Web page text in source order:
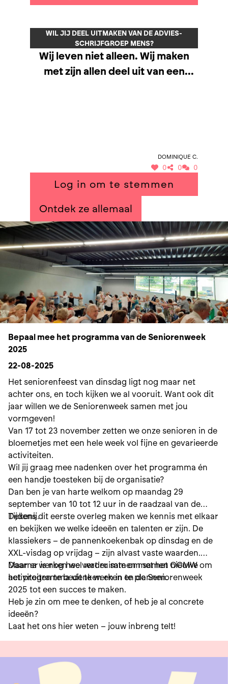
WIL JIJ DEEL UITMAKEN VAN DE ADVIES-
SCHRIJFGROEP MENS?
Wij leven niet alleen. Wij maken
met zijn allen deel uit van een
te wonen, te werken, te
ontspannen. Het afstemmen van
de verschillende noden van
wonen, nijverheid, landbouw en
natuur is een uitdaging. Het
uitbouwen van een leefbare
samenleving waar een ieder zich
thuis kan voelen en thuis zijn is te
belangrijk om langs de zijlijn te
staan. Het is een uitdaging om de
vaak tegenstrijdige belangen op
een duurzame manier te
harmoniseren zodat iedereen zich
aangenaam, gezond en leefbaar
Lennik. Ik wens niet langs de
zijkant te staan en actief mee te
samenleving en buurt.
Dominique C.
0 0 0
Log in om te stemmen
Ontdek ze allemaal
Bepaal mee het programma van de Seniorenweek
2025
22-08-2025
Het seniorenfeest van dinsdag ligt nog maar net
achter ons, en toch kijken we al vooruit. Want ook dit
jaar willen we de Seniorenweek samen met jou
vormgeven!
Van 17 tot 23 november zetten we onze senioren in de
bloemetjes met een hele week vol fijne en gevarieerde
activiteiten.
Wil jij graag mee nadenken over het programma én
een handje toesteken bij de organisatie?
Dan ben je van harte welkom op maandag 29
september van 10 tot 12 uur in de raadzaal van de
Dekenij.
Tijdens dit eerste overleg maken we kennis met elkaar
en bekijken we welke ideeën en talenten er zijn. De
klassiekers – de pannenkoekenbak op dinsdag en de
XXL-visdag op vrijdag – zijn alvast vaste waarden.
Maar er is nog heel wat ruimte om samen nieuwe
activiteiten te bedenken en in te plannen.
Daarna werken we verder samen met het OCMW om
het programma uit te werken en de Seniorenweek
2025 tot een succes te maken.
Heb je zin om mee te denken, of heb je al concrete
ideeën?
Laat het ons hier weten – jouw inbreng telt!